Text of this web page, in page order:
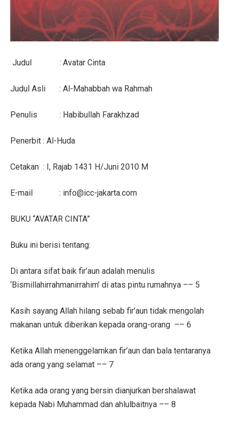
Judul : Avatar Cinta
Judul Asli : Al-Mahabbah wa Rahmah
Penulis : Habibullah Farakhzad
Penerbit : Al-Huda
Cetakan : I, Rajab 1431 H/Juni 2010 M
E-mail : info@icc-jakarta.com
BUKU “AVATAR CINTA”
Buku ini berisi tentang:
Di antara sifat baik fir’aun adalah menulis
‘Bismillahirrahmanirrahim’ di atas pintu rumahnya –– 5
Kasih sayang Allah hilang sebab fir’aun tidak mengolah
makanan untuk diberikan kepada orang-orang –– 6
Ketika Allah menenggelamkan fir’aun dan bala tentaranya
ada orang yang selamat –– 7
Ketika ada orang yang bersin dianjurkan bershalawat
kepada Nabi Muhammad dan ahlulbaitnya –– 8